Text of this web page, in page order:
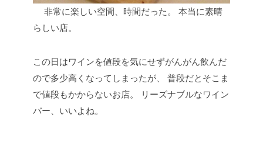
非常に楽しい空間、時間だった。
本当に素晴
らしい店。
この日はワインを値段を気にせずがんがん飲んだ
ので多少高くなってしまったが、
普段だとそこま
で値段もかからないお店。
リーズナブルなワイン
バー、いいよね。